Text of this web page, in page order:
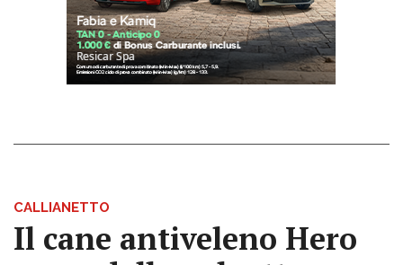
CALLIANETTO
Il cane antiveleno Hero